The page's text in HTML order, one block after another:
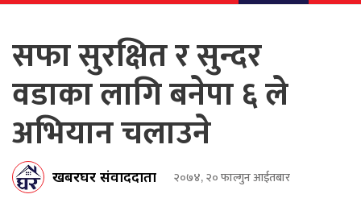
सफा सुरक्षित र सुन्दर
वडाका लागि बनेपा ६ ले
अभियान चलाउने
खबरघर संवाददाता २०७४, २० फाल्गुन आईतबार